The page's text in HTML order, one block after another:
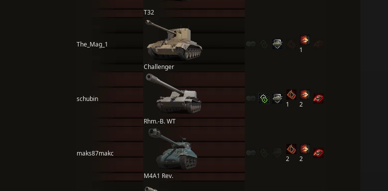
T32
The_Mag_1
Challenger
1
schubin
Rhm.-B. WT
1 2
maks87makc
M4A1 Rev.
2 2